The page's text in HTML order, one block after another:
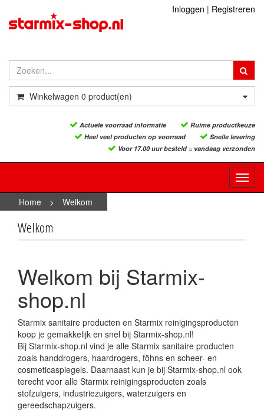
Inloggen | Registreren
Winkelwagen 0 product(en)
Actuele voorraad informatie
Ruime productkeuze
Heel veel producten op voorraad
Snelle levering
Voor 17.00 uur besteld = vandaag verzonden
Home
> Welkom
Welkom
Welkom bij Starmix-
shop.nl
Starmix sanitaire producten en Starmix reinigingsproducten
koop je gemakkelijk en snel bij Starmix-shop.nl!
Bij Starmix-shop.nl vind je alle Starmix sanitaire producten
zoals handdrogers, haardrogers, föhns en scheer- en
cosmeticaspiegels. Daarnaast kun je bij Starmix-shop.nl ook
terecht voor alle Starmix reinigingsproducten zoals
stofzuigers, industriezuigers, waterzuigers en
gereedschapzuigers.